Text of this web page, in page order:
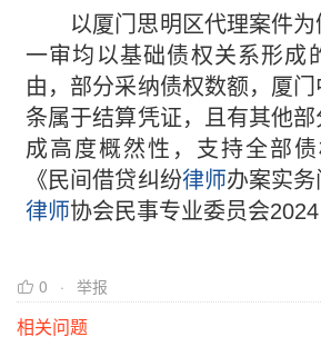
以厦门思明区代理案件为
一审均以基础债权关系形成
由，部分采纳债权数额，厦
条属于结算凭证，且有其他
成高度概然性，支持全部
《民间借贷纠纷律师办案实
律师协会⺠事专业委员会
0 举报
相关问题